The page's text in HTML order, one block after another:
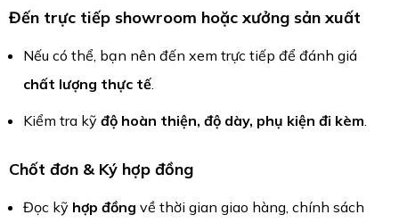
Đến trực tiếp showroom hoặc xưởng sản xuất
Nếu có thể, bạn nên đến xem trực tiếp để đánh giá
chất lượng thực tế.
Kiểm tra kỹ độ hoàn thiện, độ dày, phụ kiện đi kèm.
Chốt đơn & Ký hợp đồng
Đọc kỹ hợp đồng về thời gian giao hàng, chính sách